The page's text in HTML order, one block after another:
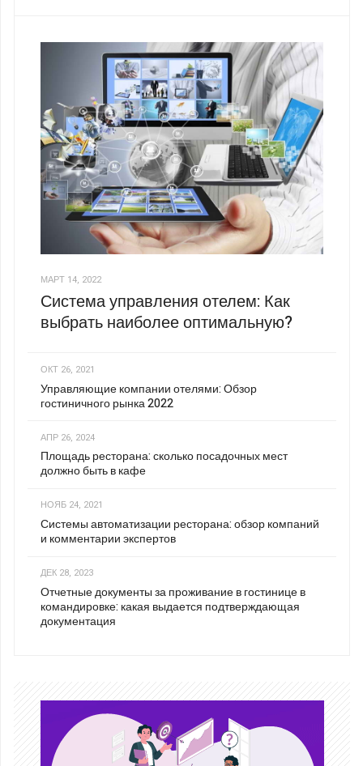
МАРТ 14, 2022
Система управления отелем: Как
выбрать наиболее оптимальную?
ОКТ 26, 2021
Управляющие компании отелями: Обзор
гостиничного рынка 2022
АПР 26, 2024
Площадь ресторана: сколько посадочных мест
должно быть в кафе
НОЯБ 24, 2021
Системы автоматизации ресторана: обзор компаний
и комментарии экспертов
ДЕК 28, 2023
Отчетные документы за проживание в гостинице в
командировке: какая выдается подтверждающая
документация